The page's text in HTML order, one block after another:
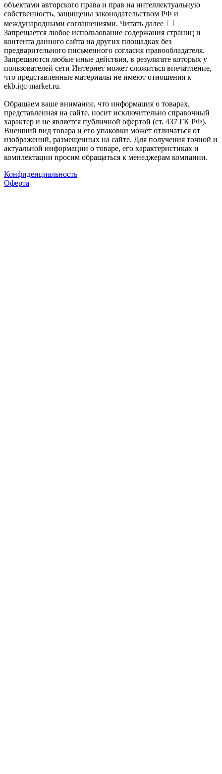
объектами авторского права и прав на интеллектуальную
собственность, защищены законодательством РФ и
международными соглашениями. Читать далее
Запрещается любое использование содержания страниц и
контента данного сайта на других площадках без
предварительного письменного согласия правообладателя.
Запрещаются любые иные действия, в результате которых у
пользователей сети Интернет может сложиться впечатление,
что представленные материалы не имеют отношения к
ekb.igc-market.ru.
Обращаем ваше внимание, что информация о товарах,
представленная на сайте, носит исключительно справочный
характер и не является публичной офертой (ст. 437 ГК РФ).
Внешний вид товара и его упаковки может отличаться от
изображений, размещенных на сайте. Для получения точной и
актуальной информации о товаре, его характеристиках и
комплектации просим обращаться к менеджерам компании.
Конфиденциальность
Оферта